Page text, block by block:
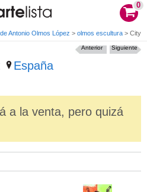
0
Antonio Olmos López > olmos escultura > City
España
Siguiente
Anterior
a la venta, pero quizá